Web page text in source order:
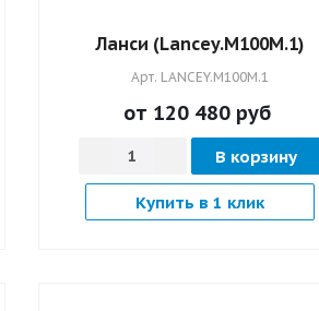
Ланси (Lancey.M100M.1)
Арт. LANCEY.M100M.1
от 120 480 руб
В корзину
Купить в 1 клик